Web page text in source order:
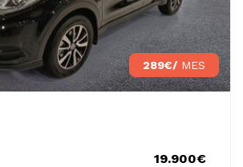
289€/ MES
19.900€